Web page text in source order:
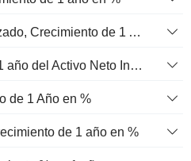
Ingreso Neto Normalizado, Crecimiento de 1 Año en %
Crecimiento en % en 1 año del Activo Neto Inmovilizado Material
de 1 Año en %
de 1 año en %